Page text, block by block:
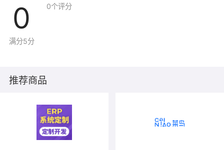
0
满分5分
0个评分
推荐商品